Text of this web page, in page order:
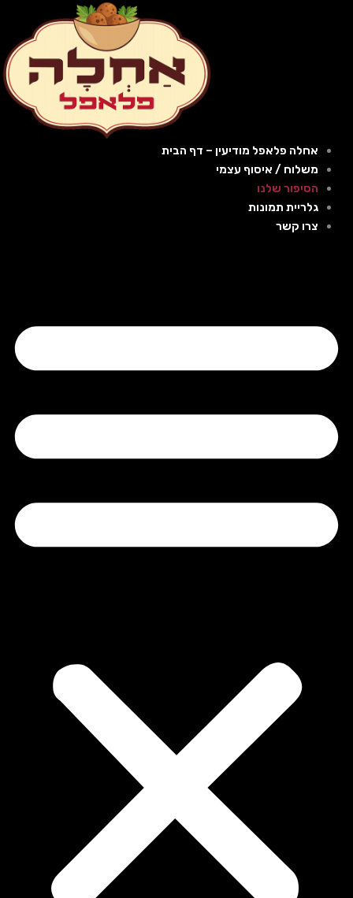
אחלה פלאפל מודיעין – דף הבית
משלוח / איסוף עצמי
הסיפור שלנו
גלריית תמונות
צרו קשר